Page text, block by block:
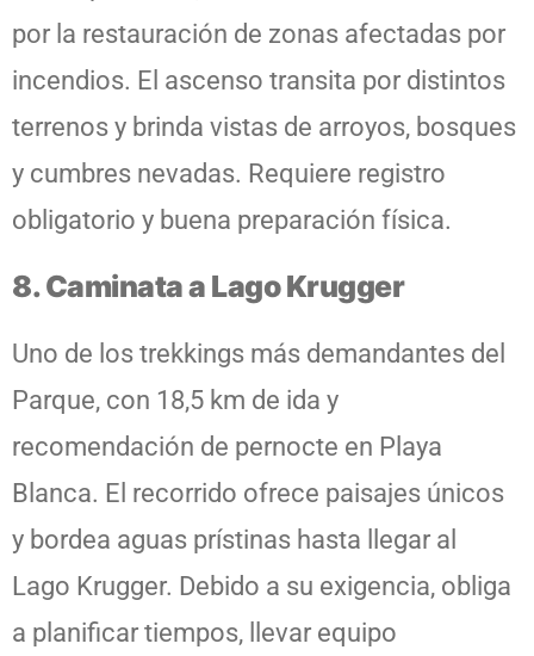
por la restauración de zonas afectadas por
incendios. El ascenso transita por distintos
terrenos y brinda vistas de arroyos, bosques
y cumbres nevadas. Requiere registro
obligatorio y buena preparación física.
8. Caminata a Lago Krugger
Uno de los trekkings más demandantes del
Parque, con 18,5 km de ida y
recomendación de pernocte en Playa
Blanca. El recorrido ofrece paisajes únicos
y bordea aguas prístinas hasta llegar al
Lago Krugger. Debido a su exigencia, obliga
a planificar tiempos, llevar equipo